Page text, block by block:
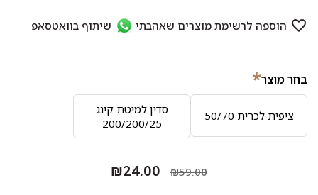
בחר מוצר*
ציפית לכרית 50/70
סדין למיטת קינג
200/200/25
₪59.00
₪24.00